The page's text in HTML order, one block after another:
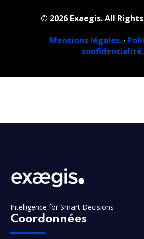
© 2026 Exaegis. All
Mentions légales.·
confidentialité.
Intelligence for Smart Decisions
Coordonnées